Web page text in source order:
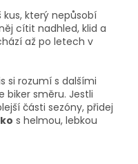
kus, který nepůsobí
cítit nadhled, klid a
až po letech v
si rozumí s dalšími
biker směru. Jestli
části sezóny, přidej
s helmou, lebkou